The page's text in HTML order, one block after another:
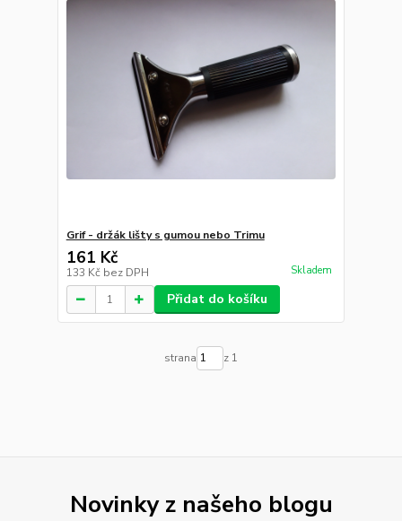
Grif - držák lišty s gumou nebo Trimu
161 Kč
133 Kč bez DPH Skladem
Přidat do košíku
strana z 1
Novinky z našeho blogu